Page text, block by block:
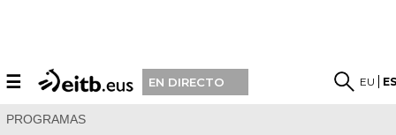
☰ EN DIRECTO EU
PROGRAMAS